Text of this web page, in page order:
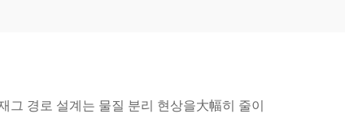
그 경로 설계는 물질 분리 현상을大幅히 줄이